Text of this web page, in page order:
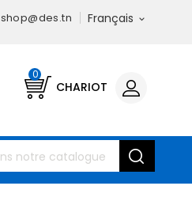
Français 
shop@des.tn
CHARIOT
0